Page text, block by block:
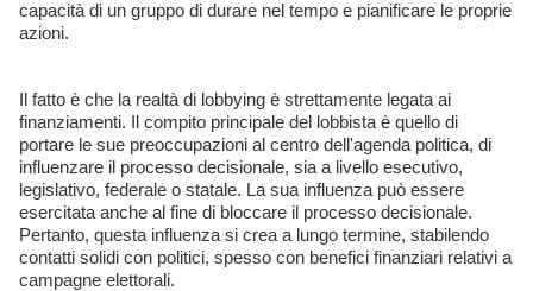
capacità di un gruppo di durare nel tempo e pianificare le proprie
azioni.
Il fatto è che la realtà di lobbying è strettamente legata ai
finanziamenti. Il compito principale del lobbista è quello di
portare le sue preoccupazioni al centro dell'agenda politica, di
influenzare il processo decisionale, sia a livello esecutivo,
legislativo, federale o statale. La sua influenza può essere
esercitata anche al fine di bloccare il processo decisionale.
Pertanto, questa influenza si crea a lungo termine, stabilendo
contatti solidi con politici, spesso con benefici finanziari relativi a
campagne elettorali.